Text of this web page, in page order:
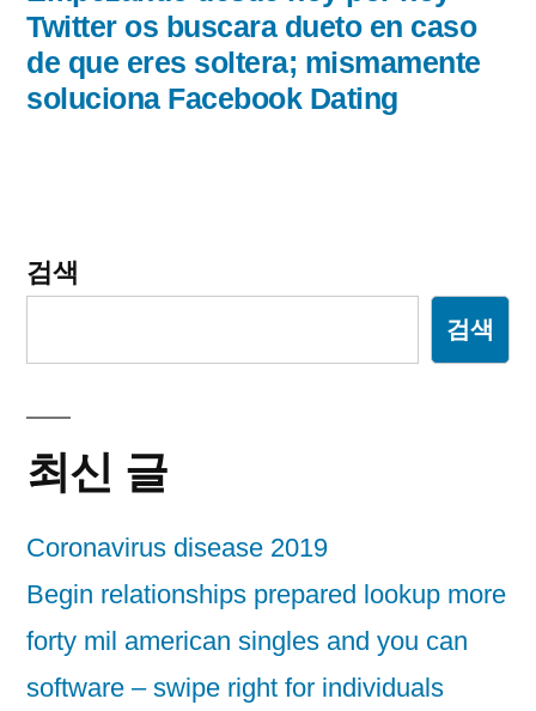
이
션
글:
Twitter os buscara dueto en caso
de que eres soltera; mismamente
soluciona Facebook Dating
검색
검색
최신 글
Coronavirus disease 2019
Begin relationships prepared lookup more
forty mil american singles and you can
software – swipe right for individuals